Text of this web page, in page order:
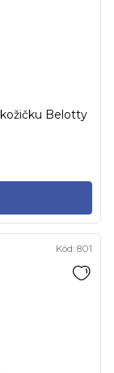
Belotty
Kód: 801